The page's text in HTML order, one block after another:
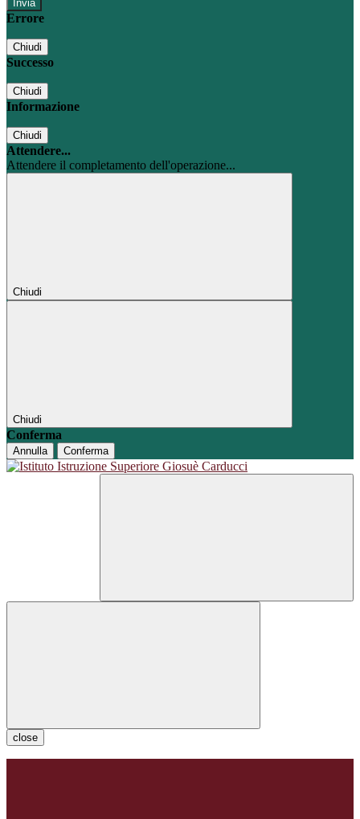
Errore
Chiudi
Successo
Chiudi
Informazione
Chiudi
Attendere...
Attendere il completamento dell'operazione...
Chiudi
Chiudi
Conferma
Annulla Conferma
close